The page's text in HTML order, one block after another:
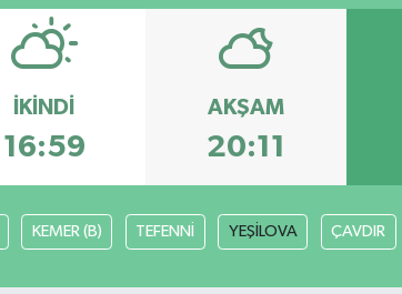
İKINDI
16:59
AKŞAM
20:11
KEMER (B) TEFENNİ YEŞİLOVA ÇAVDIR